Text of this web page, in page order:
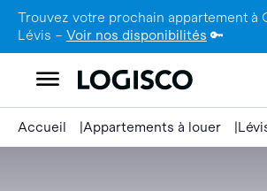
Trouvez votre prochain appartement à
Lévis – Voir nos disponibilités 🔑
Accueil Appartements à louer